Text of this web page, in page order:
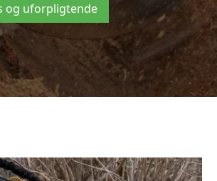
og uforpligtende